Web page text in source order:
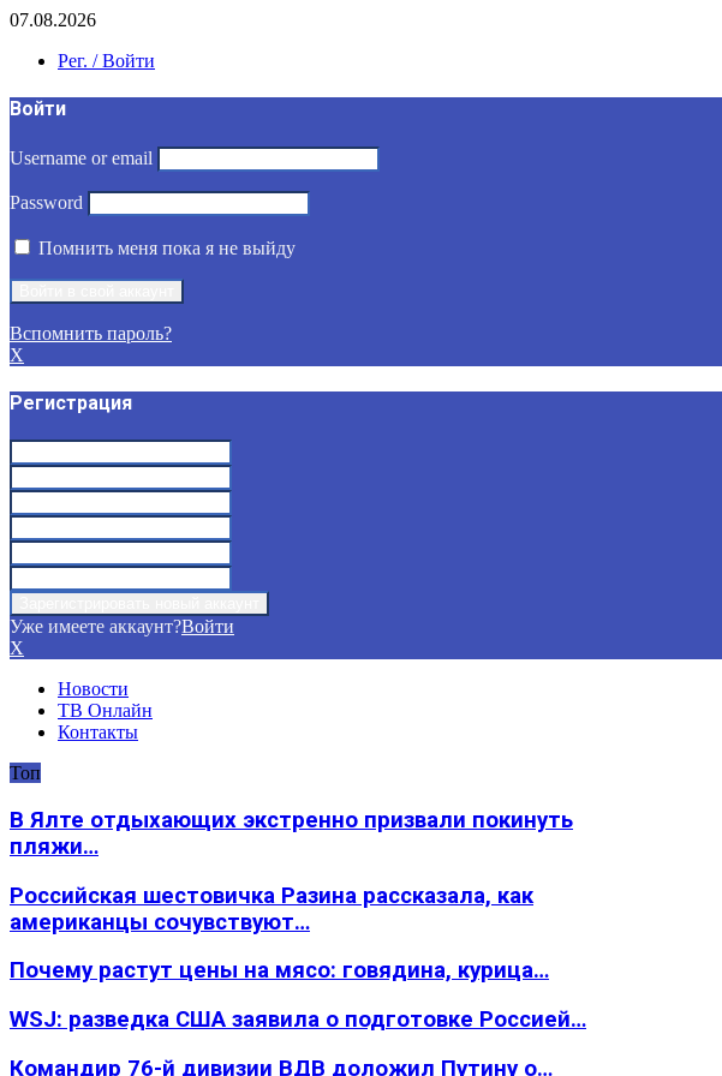
07.08.2026
Рег. / Войти
Войти
Username or email
Password
Помнить меня пока я не выйду
Вспомнить пароль?
X
Регистрация
Уже имеете аккаунт?Войти
X
Новости
ТВ Онлайн
Контакты
Топ
В Ялте отдыхающих экстренно призвали покинуть
пляжи…
Российская шестовичка Разина рассказала, как
американцы сочувствуют…
Почему растут цены на мясо: говядина, курица…
WSJ: разведка США заявила о подготовке Россией…
Командир 76-й дивизии ВДВ доложил Путину о…